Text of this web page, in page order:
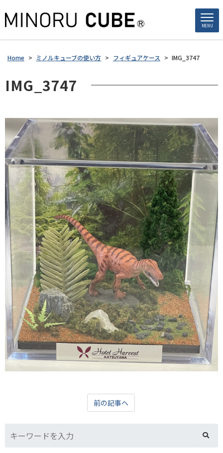
MENU
Home > ミノルキューブの使い方 > フィギュアケース > IMG_3747
IMG_3747
前の記事へ